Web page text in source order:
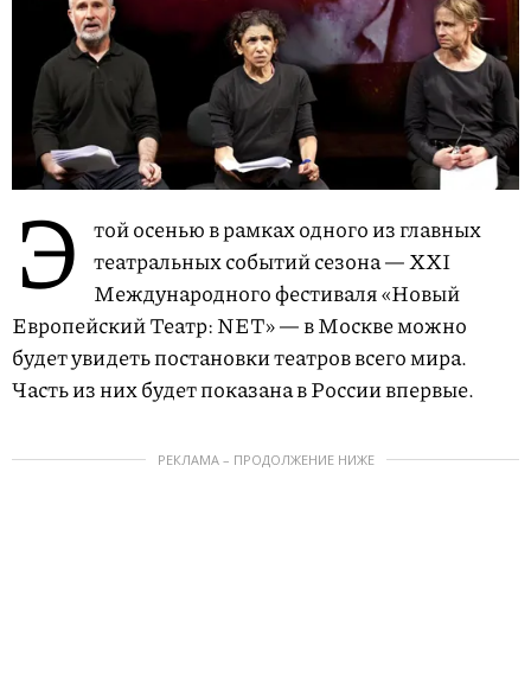
Э
той осенью в рамках одного из главных
театральных событий сезона — XXI
Международного фестиваля «Новый
Европейский Театр: NET» — в Москве можно
будет увидеть постановки театров всего мира.
Часть из них будет показана в России впервые.
РЕКЛАМА – ПРОДОЛЖЕНИЕ НИЖЕ